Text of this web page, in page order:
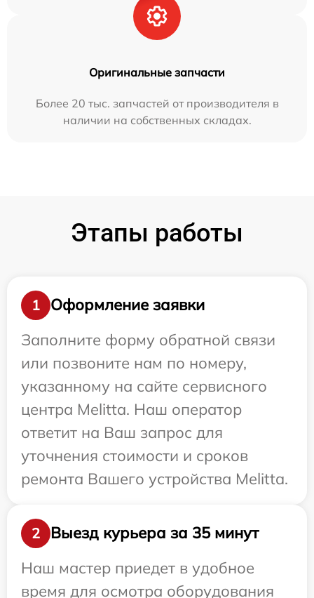
Оригинальные запчасти
Более 20 тыс. запчастей от производителя в
наличии на собственных складах.
Этапы работы
1
Оформление заявки
Заполните форму обратной связи
или позвоните нам по номеру,
указанному на сайте сервисного
центра Melitta. Наш оператор
ответит на Ваш запрос для
уточнения стоимости и сроков
ремонта Вашего устройства Melitta.
2
Выезд курьера за 35 минут
Наш мастер приедет в удобное
время для осмотра оборудования